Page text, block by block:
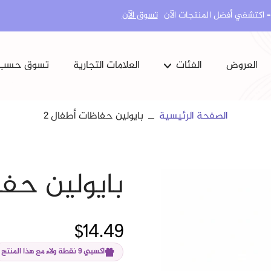
تسوق الآن
العروض الفئات
العناية بالجسم ماكياج
العلامات التجارية تسوق
البشرة مشاكل الجسم الصفحة الرئيسية بايولين حفاظات أطفال 2
بايولين
$14.49
اكسبي 9 نقطة ولاء مع هذا المنتج